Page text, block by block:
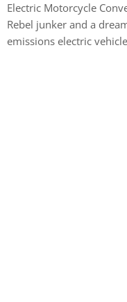
Electric Motorcycle
Rebel junker and a
emissions electric